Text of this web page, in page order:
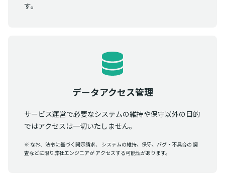
す。
データアクセス管理
サービス運営で必要なシステムの維持や保守以外の目的
ではアクセスは一切いたしません。
※ なお、法令に基づく開示請求、 システムの維持、保守、バグ・不具合の 調
査などに限り弊社エンジニアが アクセスする可能性があります。